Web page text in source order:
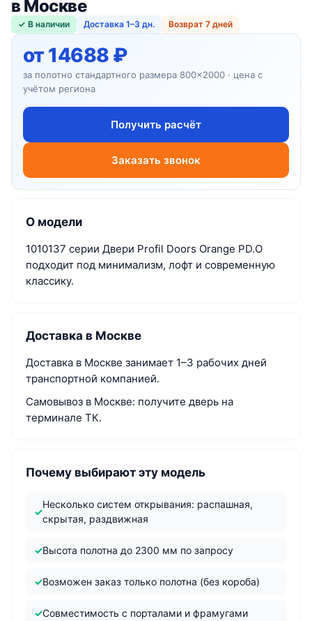
в Москве
✓ В наличии Доставка 1–3 дн. Возврат 7 дней
от 14688 ₽
за полотно стандартного размера 800×2000 · цена с
учётом региона
Получить расчёт
Заказать звонок
О модели
1010137 серии Двери Profil Doors Orange PD.O
подходит под минимализм, лофт и современную
классику.
Доставка в Москве
Доставка в Москве занимает 1–3 рабочих дней
транспортной компанией.
Самовывоз в Москве: получите дверь на
терминале ТК.
Почему выбирают эту модель
Несколько систем открывания: распашная,
скрытая, раздвижная
Высота полотна до 2300 мм по запросу
Возможен заказ только полотна (без короба)
Совместимость с порталами и фрамугами